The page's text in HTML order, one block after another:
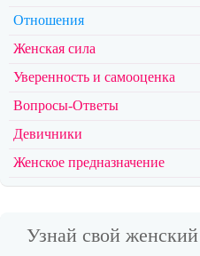
Отношения
Женская сила
Уверенность и самооценка
Вопросы-Ответы
Девичники
Женское предназначение
Узнай свой